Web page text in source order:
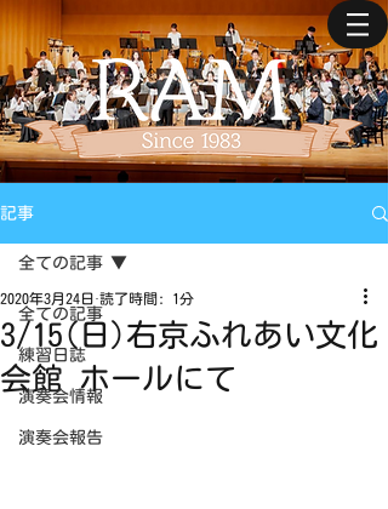
記事
全ての記事
練習日誌
演奏会情報
演奏会報告
全ての記事
3/15(日)右京ふれあい文化
会館 ホールにて
2020年3月24日 読了時間: 1分